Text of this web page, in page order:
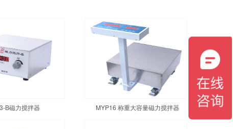
B磁力搅拌器 MYP16 称重大容量磁力搅拌器